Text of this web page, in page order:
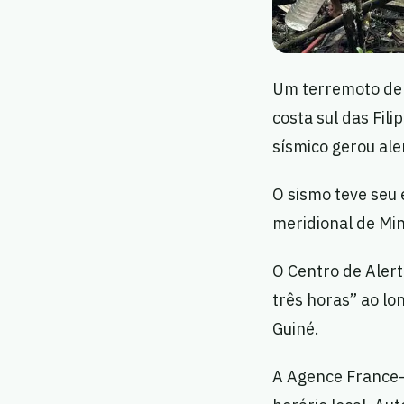
Um terremoto
costa sul das
sísmico gerou
O sismo teve
meridional de
O Centro de
três horas” ao
Guiné.
A Agence